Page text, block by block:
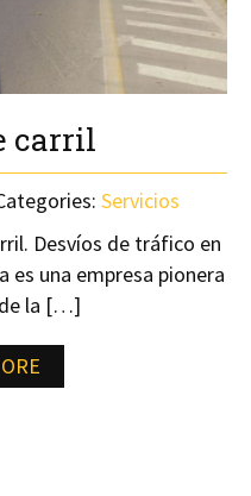
carril
Servicios
Desvíos de tráfico en
una empresa pionera
la […]